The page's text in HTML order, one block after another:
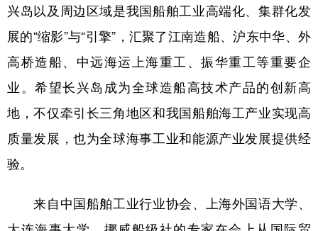
兴岛以及周边区域是我国船舶工业高端化、集群化发
展的“缩影”与“引擎”，汇聚了江南造船、沪东中华、外
高桥造船、中远海运上海重工、振华重工等重要企
业。希望长兴岛成为全球造船高技术产品的创新高
地，不仅牵引长三角地区和我国船舶海工产业实现高
质量发展，也为全球海事工业和能源产业发展提供经
验。
来自中国船舶工业行业协会、上海外国语大学、